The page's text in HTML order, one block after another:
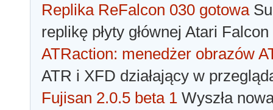
Replika ReFalcon 030 gotowa
replikę płyty głównej Atari
ATRaction: menedżer obrazów
ATR i XFD działający w
Fujisan 2.0.5 beta 1 Wyszła